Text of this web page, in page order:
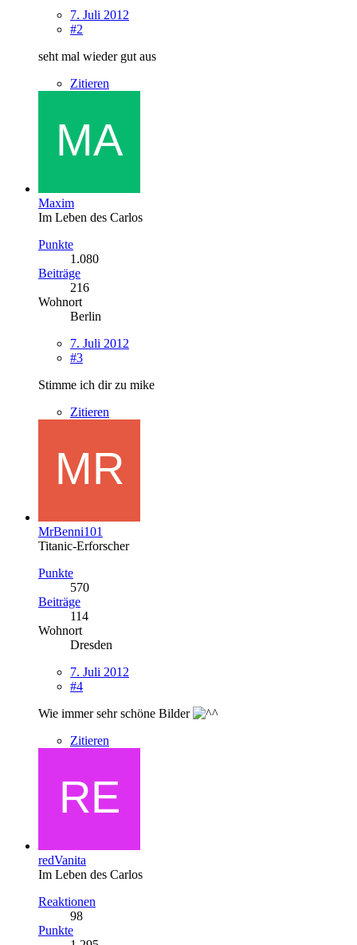
7. Juli 2012
#2
seht mal wieder gut aus
Zitieren
Maxim
Im Leben des Carlos
Punkte
1.080
Beiträge
216
Wohnort
Berlin
7. Juli 2012
#3
Stimme ich dir zu mike
Zitieren
MrBenni101
Titanic-Erforscher
Punkte
570
Beiträge
114
Wohnort
Dresden
7. Juli 2012
#4
Wie immer sehr schöne Bilder
Zitieren
redVanita
Im Leben des Carlos
Reaktionen
98
Punkte